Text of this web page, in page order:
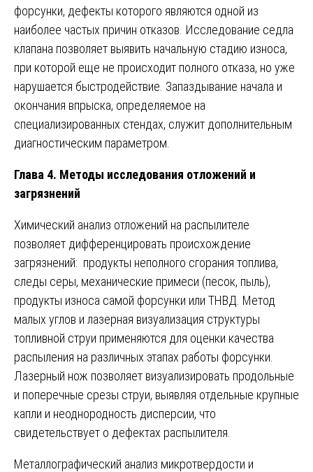
форсунки, дефекты которого являются одной из
наиболее частых причин отказов. Исследование седла
клапана позволяет выявить начальную стадию износа,
при которой еще не происходит полного отказа, но уже
нарушается быстродействие. Запаздывание начала и
окончания впрыска, определяемое на
специализированных стендах, служит дополнительным
диагностическим параметром.
Глава 4. Методы исследования отложений и
загрязнений
Химический анализ отложений на распылителе
позволяет дифференцировать происхождение
загрязнений: продукты неполного сгорания топлива,
следы серы, механические примеси (песок, пыль),
продукты износа самой форсунки или ТНВД. Метод
малых углов и лазерная визуализация структуры
топливной струи применяются для оценки качества
распыления на различных этапах работы форсунки.
Лазерный нож позволяет визуализировать продольные
и поперечные срезы струи, выявляя отдельные крупные
капли и неоднородность дисперсии, что
свидетельствует о дефектах распылителя.
Металлографический анализ микротвердости и